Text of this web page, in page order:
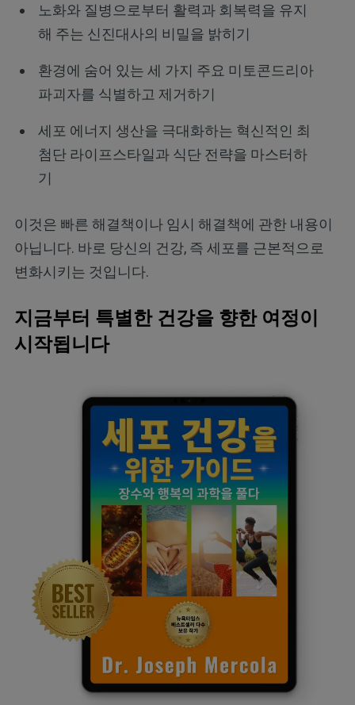
노화와 질병으로부터 활력과 회복력을 유지
해 주는 신진대사의 비밀을 밝히기
환경에 숨어 있는 세 가지 주요 미토콘드리아
파괴자를 식별하고 제거하기
세포 에너지 생산을 극대화하는 혁신적인 최
첨단 라이프스타일과 식단 전략을 마스터하
기
이것은 빠른 해결책이나 임시 해결책에 관한 내용이
아닙니다. 바로 당신의 건강, 즉 세포를 근본적으로
변화시키는 것입니다.
지금부터 특별한 건강을 향한 여정이
시작됩니다